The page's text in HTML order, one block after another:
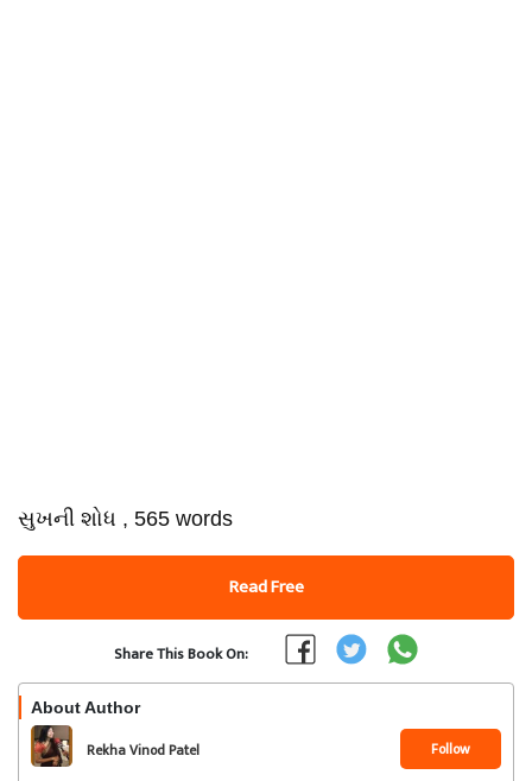
સુખની શોધ , 565 words
Read Free
Share This Book On:
About Author
Rekha Vinod Patel Follow